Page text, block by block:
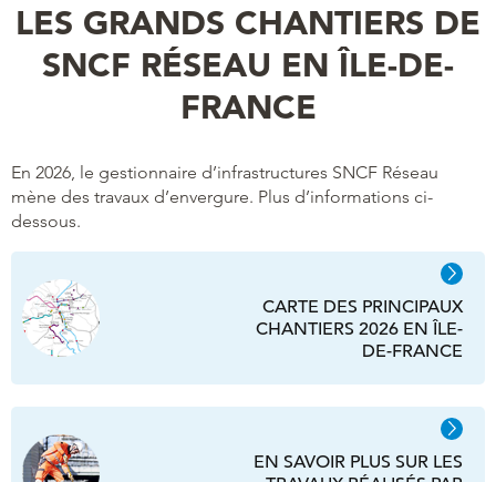
LES GRANDS CHANTIERS DE
SNCF RÉSEAU EN ÎLE-DE-
FRANCE
En 2026, le gestionnaire d’infrastructures SNCF Réseau
mène des travaux d’envergure. Plus d’informations ci-
dessous.
CARTE DES PRINCIPAUX
CHANTIERS 2026 EN ÎLE-
DE-FRANCE
EN SAVOIR PLUS SUR LES